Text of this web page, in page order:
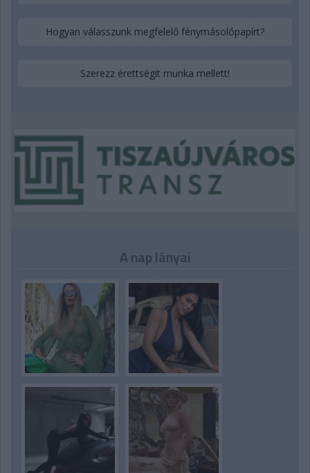
Hogyan válasszunk megfelelő fénymásolópapírt?
Szerezz érettségit munka mellett!
A nap lányai